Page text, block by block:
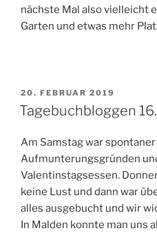
nächste Mal also vielleicht
Garten und etwas mehr
VERÖFFENTLICHT
AM
20. FEBRUAR 2019
Tagebuchbloggen
Am Samstag war
Aufmunterungsgründen
Valentinstagsessen.
keine Lust und dann war
alles ausgebucht und wir
In Malden konnte man uns